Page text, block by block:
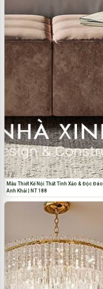
Mẫu Thiết Kế Nội Thất Tinh Xảo & Độc Đáo |
Anh Khải | NT 188